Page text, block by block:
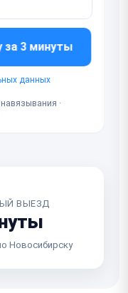
за 3 минуты
данных
·
ВЫЕЗД
Новосибирску